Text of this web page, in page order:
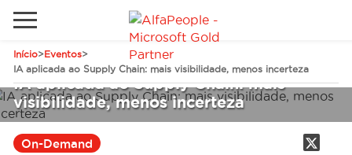
Início>Eventos>
IA aplicada ao Supply Chain: mais visibilidade, menos incerteza
IA aplicada ao Supply Chain: mais
visibilidade, menos incerteza
On-Demand
Telefone Email
Sites Internacionais
Global